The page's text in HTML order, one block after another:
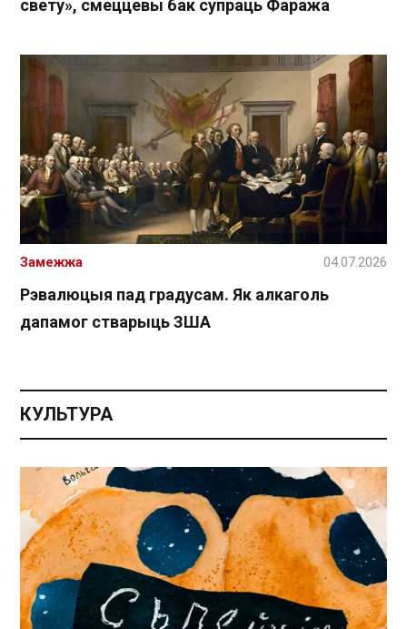
свету», смеццевы бак супраць Фаража
Рэвалюцыя пад градусам. Як алкаголь
дапамог стварыць ЗША
Замежжа 04.07.2026
КУЛЬТУРА